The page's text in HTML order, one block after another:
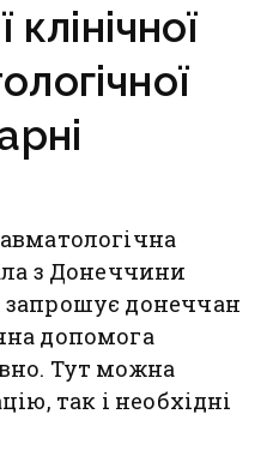
з Донеччини
донеччан
допомога
Тут можна
так і необхідні